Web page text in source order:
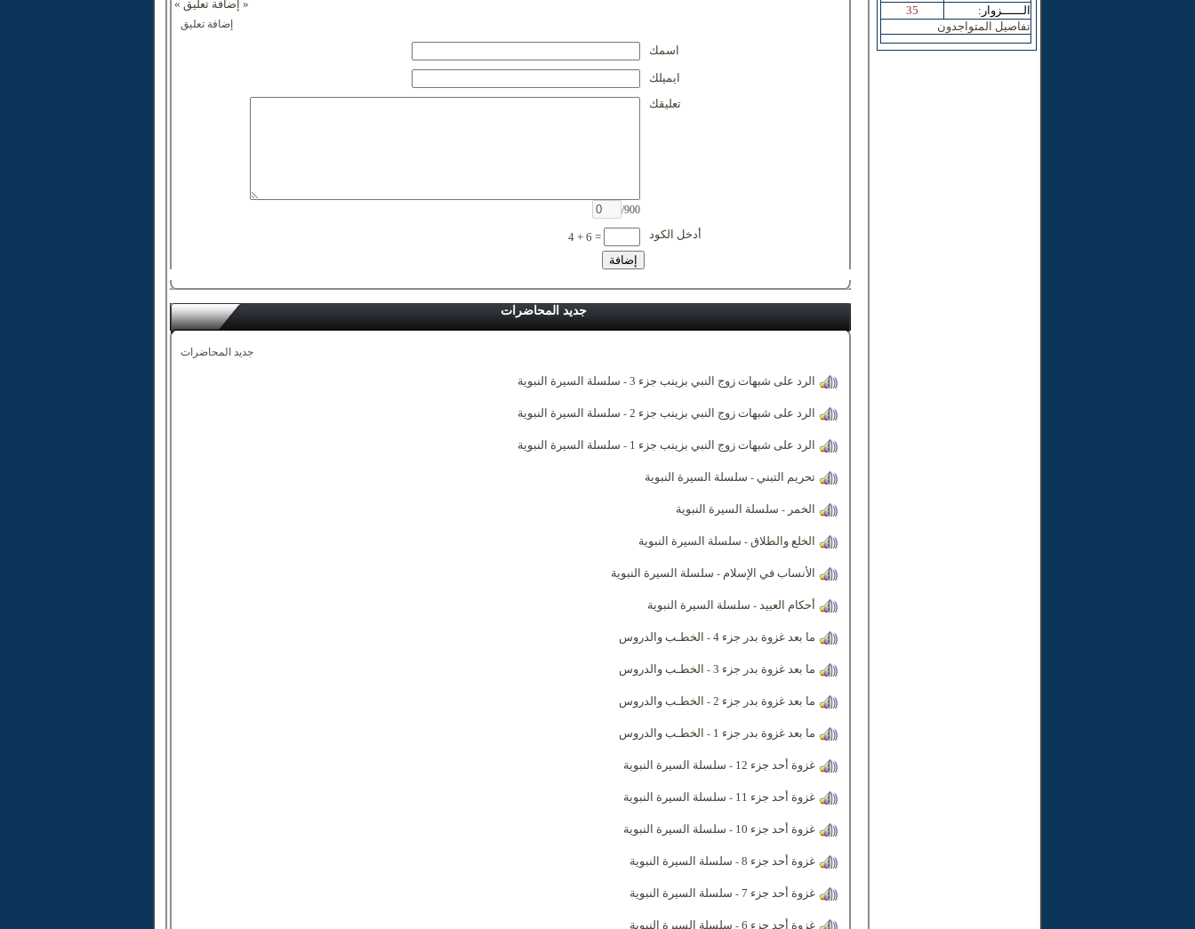
« إضافة تعليق »
إضافة تعليق
اسمك
ايميلك
/900
تعليقك
4 + 6 = أدخل الكود
جديد المحاضرات
جديد المحاضرات
الرد على شبهات زوج النبي بزينب جزء 3 - سلسلة السيرة النبوية
الرد على شبهات زوج النبي بزينب جزء 2 - سلسلة السيرة النبوية
الرد على شبهات زوج النبي بزينب جزء 1 - سلسلة السيرة النبوية
تحريم التبني- سلسلة السيرة النبوية
الخمر - سلسلة السيرة النبوية
الخلع والطلاق- سلسلة السيرة النبوية
الأنساب في الإسلام - سلسلة السيرة النبوية
أحكام العبيد- سلسلة السيرة النبوية
ما بعد غزوة بدر جزء 4 - الخطـب والدروس
ما بعد غزوة بدر جزء 3 - الخطـب والدروس
ما بعد غزوة بدر جزء 2 - الخطـب والدروس
ما بعد غزوة بدر جزء 1 - الخطـب والدروس
غزوة أحد جزء 12 - سلسلة السيرة النبوية
غزوة أحد جزء 11 - سلسلة السيرة النبوية
غزوة أحد جزء 10 - سلسلة السيرة النبوية
غزوة أحد جزء 8 - سلسلة السيرة النبوية
غزوة أحد جزء 7 - سلسلة السيرة النبوية
غزوة أحد جزء 6 - سلسلة السيرة النبوية
35
:الــــــزوار
تفاصيل المتواجدون